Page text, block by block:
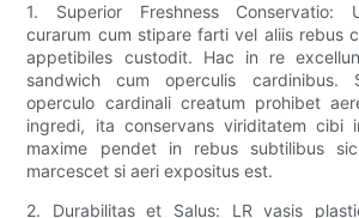
1. Superior Freshness Conservatio:
curarum cum stipare farti vel aliis rebus
appetibiles custodit. Hac in re
sandwich cum operculis cardinibus.
operculo cardinali creatum prohibet
ingredi, ita conservans viriditatem cibi
maxime pendet in rebus subtilibus
marcescet si aeri expositus est.
2. Durabilitas et Salus: LR vasis